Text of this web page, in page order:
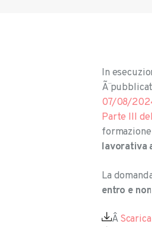
In
Ã¨
07/08/
Parte III
lavorativa
La
entro e
Â